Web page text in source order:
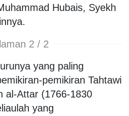
Hubais, Syekh
2 / 2
yang paling
pemikiran Tahtawi
al-Attar (1766-1830
yang